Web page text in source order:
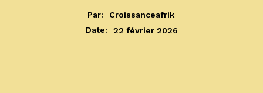
Par:
Croissanceafrik
Date:
22 février 2026